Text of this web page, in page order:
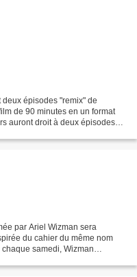
épisodes "remix" de
de 90 minutes en un format
auront droit à deux épisodes
par Ariel Wizman sera
du cahier du même nom
samedi, Wizman